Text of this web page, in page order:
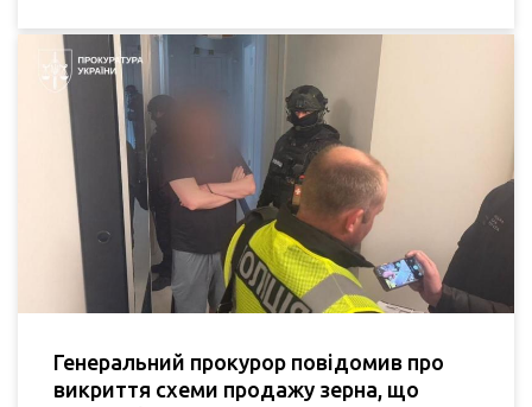
Генеральний прокурор повідомив про
викриття схеми продажу зерна, що